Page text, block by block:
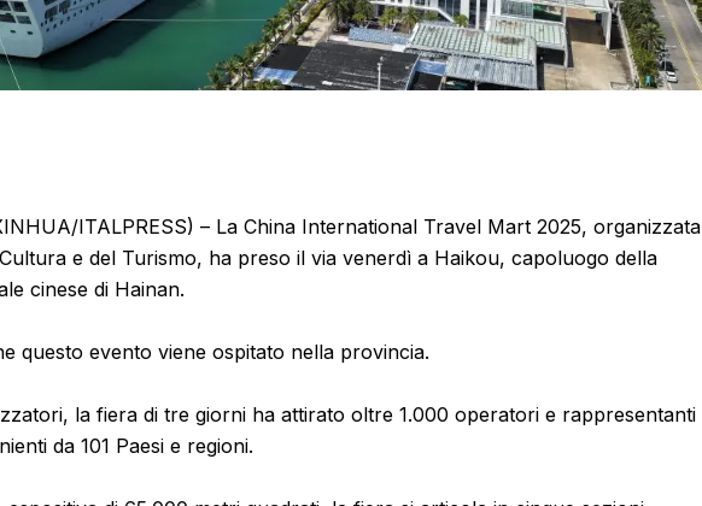
ITALPRESS) – La China International Travel Mart 2025, organizzata
e del Turismo, ha preso il via venerdì a Haikou, capoluogo della
cinese di Hainan.
questo evento viene ospitato nella provincia.
la fiera di tre giorni ha attirato oltre 1.000 operatori e rappresentanti
da 101 Paesi e regioni.